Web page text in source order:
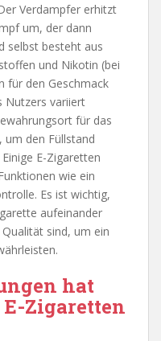
Verdampfer erhitzt
um, der dann
selbst besteht aus
und Nikotin (bei
für den Geschmack
Nutzers variiert
für das
um den Füllstand
E-Zigaretten
wie ein
Es ist wichtig,
aufeinander
sind, um ein
hat
Zigaretten